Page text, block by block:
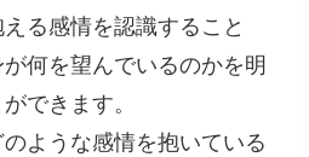
る感情を認識すること
何を望んでいるのかを明
できます。
ような感情を抱いている